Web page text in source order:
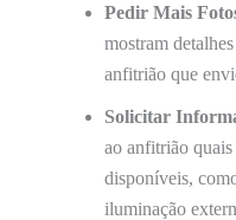
Pedir Mais
mostram
anfitrião que
Solicitar
ao anfitrião quais
disponíveis,
iluminação